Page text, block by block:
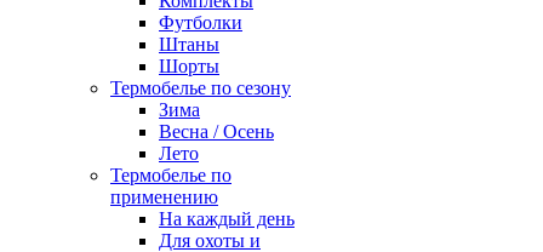
Футболки
Штаны
Шорты
Термобелье по сезону
Зима
Весна / Осень
Лето
Термобелье по
применению
На каждый день
Для охоты и